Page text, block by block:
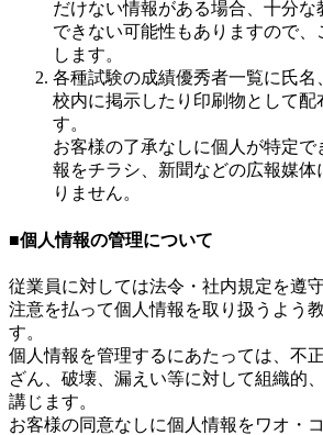
だけない情報がある場合、十分
できない可能性もありますので、
します。
各種試験の成績優秀者一覧に氏名
校内に掲示したり印刷物として配
す。
お客様の了承なしに個人が特定
報をチラシ、新聞などの広報媒体
りません。
■個人情報の管理について
従業員に対しては法令・社内規定を遵
注意を払って個人情報を取り扱うよう
す。
個人情報を管理するにあたっては、不
ざん、破壊、漏えい等に対して組織的
講じます。
お客様の同意なしに個人情報をワオ・